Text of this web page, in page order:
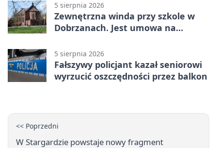
5 sierpnia 2026
Zewnętrzna winda przy szkole w
Dobrzanach. Jest umowa na
5 sierpnia 2026
Fałszywy policjant kazał seniorowi
wyrzucić oszczędności przez balkon
<< Poprzedni
W Stargardzie powstaje nowy fragment